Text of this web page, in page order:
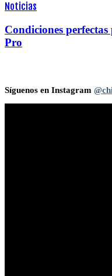
Noticias
Condiciones
Pro
Síguenos en Instagram